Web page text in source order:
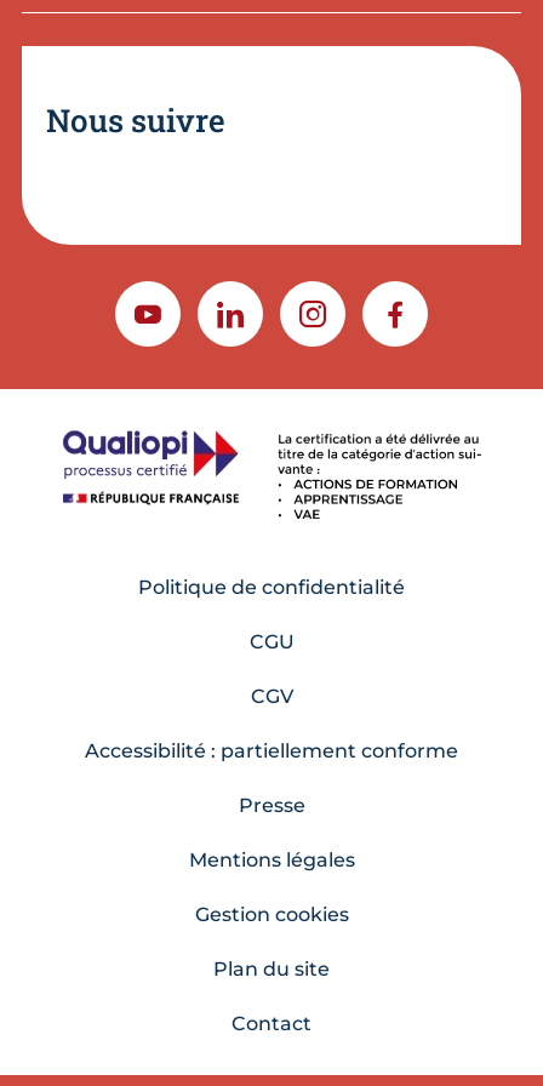
Nous suivre
YOUTUBELINKEDININSTAGRAMFACEBOOK
Politique de confidentialité
CGU
CGV
Accessibilité : partiellement conforme
Presse
Mentions légales
Gestion cookies
Plan du site
Contact